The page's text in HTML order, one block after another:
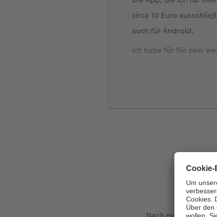
circa 10 Euro
auch für Android.
Ich habe für Sie zwei
Ebenfalls auf
CEWE Fotowelt App